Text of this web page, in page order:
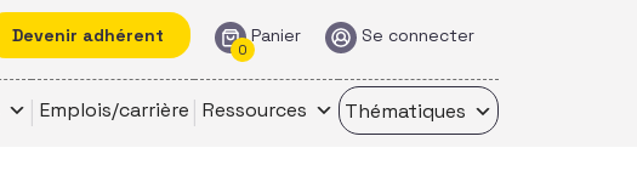
Devenir adhérent Panier
0
Se connecter
Emplois/carrière Ressources Thématiques